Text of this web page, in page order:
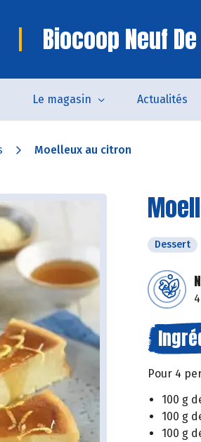
Biocoop Neuf
Le magasin Actualités
Moelleux au citron
Dessert
Pour 4
100 g
100 g
100 g